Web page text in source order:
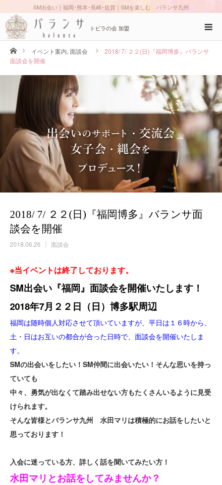
SM出会い｜福岡･熊本･長崎･佐賀｜SMを楽しむ バランサ九州
トビラの会 加盟
ホームイベント案内, 面談会
2018/ 7/ ２２(日)『福岡博多』バランサ
面談会を開催
2018/ 7/ ２２(日)『福岡博多』バランサ面
談会を開催
2018.06.26 面談会
※当イベントは終了しております。
SM出会い『福岡』面談会を開催いたします！
2018年7月２２日（日）博多駅周辺
福岡は随時個人対応させて頂いていますが、平日は１６時から、
土・日はお互いの都合が合った日時で、 面談会を開催いたしま
す。
SMの出会いをしたい！SM仲間に出会いたい！そんな思いを持っ
ていても
中々、勇気が出なくて踏み出せない方もたくさんいるように見受
けられます。
そんな皆様とバランサ九州 水田マリは積極的にお話をしたいと
思っております！
入会に迷っている方、詳しく話を聞いてみたい方！
水田マリとお話をしてみませんか？